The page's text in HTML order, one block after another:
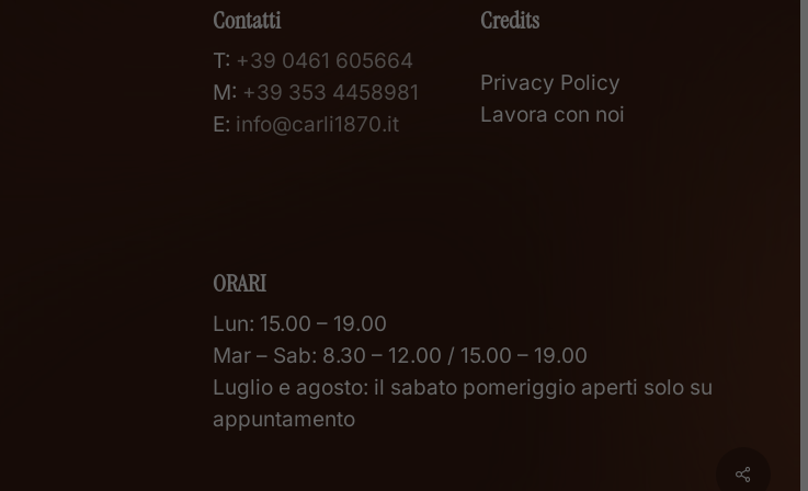
Contatti
T: +39 0461 605664
M: +39 353 4458981
E: info@carli1870.it
Credits
Privacy Policy
Lavora con noi
ORARI
Lun: 15.00 – 19.00
Mar – Sab: 8.30 – 12.00 / 15.00 – 19.00
Luglio e agosto: il sabato pomeriggio aperti solo su
appuntamento
Share